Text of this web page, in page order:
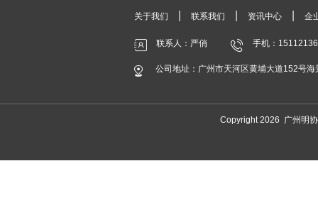
关于我们 联系我们 资讯中心 企
联系人：严俏 手机：
公司地址：广州市天河区黄埔大道152号
Copyright 2026 广州明